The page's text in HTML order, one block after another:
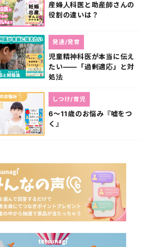
産婦人科医と助産師さんの
役割の違いは？
児童精神科医が本当に伝え
たい――「過剰適応」と対
処法
発達/発育
6～11歳のお悩み『嘘をつ
く』
しつけ/育児